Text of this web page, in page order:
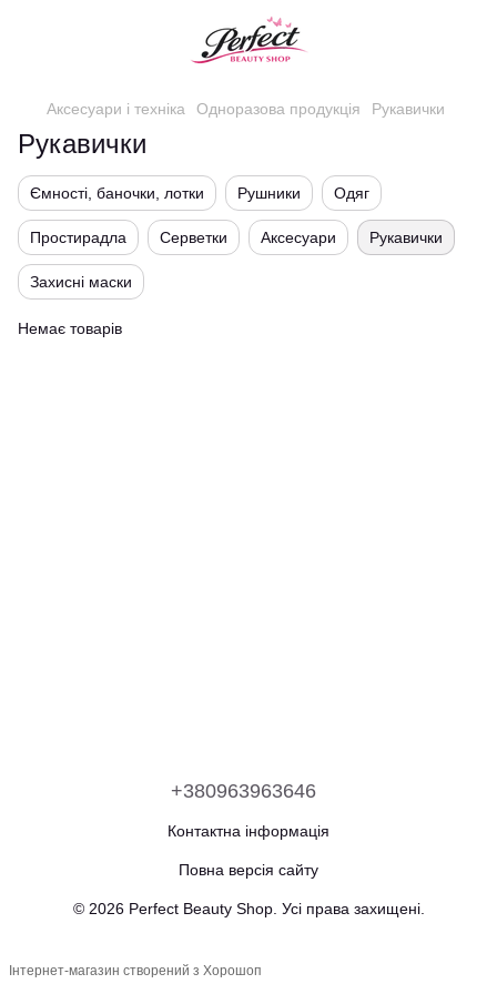
Аксесуари і техніка Одноразова продукція Рукавички
Рукавички
Ємності, баночки, лотки Рушники Одяг
Простирадла Серветки Аксесуари Рукавички
Захисні маски
Немає товарів
+380963963646
Контактна інформація
Повна версія сайту
© 2026 Perfect Beauty Shop. Усі права захищені.
Інтернет-магазин створений з Хорошоп